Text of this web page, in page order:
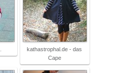
kathastrophal.de - das
Cape